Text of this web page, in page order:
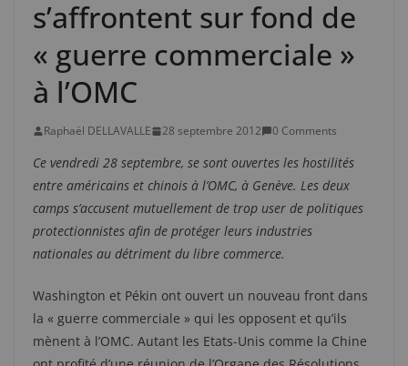
s’affrontent sur fond de
« guerre commerciale »
à l’OMC
Raphaël DELLAVALLE 28 septembre 2012 0 Comments
Ce vendredi 28 septembre, se sont ouvertes les hostilités
entre américains et chinois à l’OMC, à Genève. Les deux
camps s’accusent mutuellement de trop user de politiques
protectionnistes afin de protéger leurs industries
nationales au détriment du libre commerce.
Washington et Pékin ont ouvert un nouveau front dans
la « guerre commerciale » qui les opposent et qu’ils
mènent à l’OMC. Autant les Etats-Unis comme la Chine